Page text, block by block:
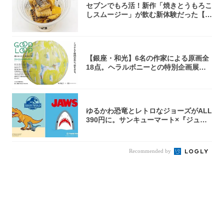
セブンでもろ活！新作「焼きとうもろこ
しスムージー」が飲む新体験だった【東
【銀座・和光】6名の作家による原画全
18点。ヘラルボニーとの特別企画展「G
ゆるかわ恐竜とレトロなジョーズがALL
390円に。サンキューマート×『ジュラ
Recommended by